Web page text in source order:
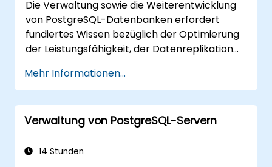
Die Verwaltung sowie die Weiterentwicklung
von PostgreSQL-Datenbanken erfordert
fundiertes Wissen bezüglich der Optimierung
der Leistungsfähigkeit, der Datenreplikation
behandelt Themen wie Serververwaltung,
Grundlagen der SQL-Sprache, Client-
Interfaces, serverseitige Programmierung
sowie die interne Funktionsweise von
erhalten Datenbankadministratoren und
Mehr Informationen...
Verwaltung von PostgreSQL-Servern
14 Stunden